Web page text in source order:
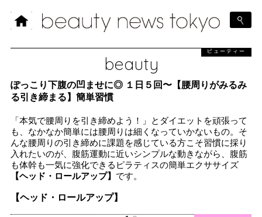
beauty
ビューティー
ぽっこり下腹の凹ませに◎ １日５回〜【腰周りがみるみ
る引き締まる】簡単習慣
「本気で腰周りを引き締めよう！」とダイエットを頑張って
も、なかなか簡単には腰周りは細くなっていかないもの。そ
んな腰周りの引き締めに課題を感じている方こそ習慣に採り
入れたいのが、腹筋運動に近いシンプルな動きながら、腹筋
も体幹も一気に強化できるピラティスの簡単エクササイズ
【ヘッド・ロールアップ】 です。
【ヘッド・ロールアップ】